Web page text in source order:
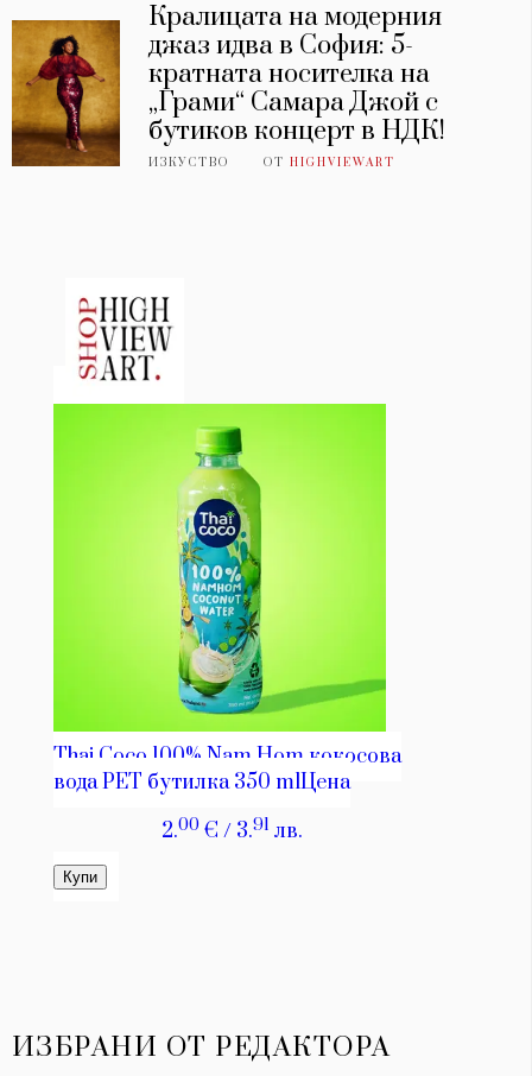
Кралицата на модерния
джаз идва в София: 5-
кратната носителка на
„Грами“ Самара Джой с
бутиков концерт в НДК!
ИЗКУСТВО ОТHIGHVIEWART
ИЗБРАНИ ОТ РЕДАКТОРА